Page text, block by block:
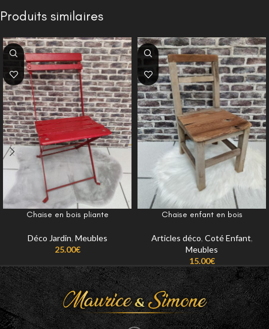
Produits similaires
Chaise en bois pliante
Déco Jardin, Meubles
25.00€
Chaise enfant en bois
Articles déco, Coté Enfant,
Meubles
15.00€